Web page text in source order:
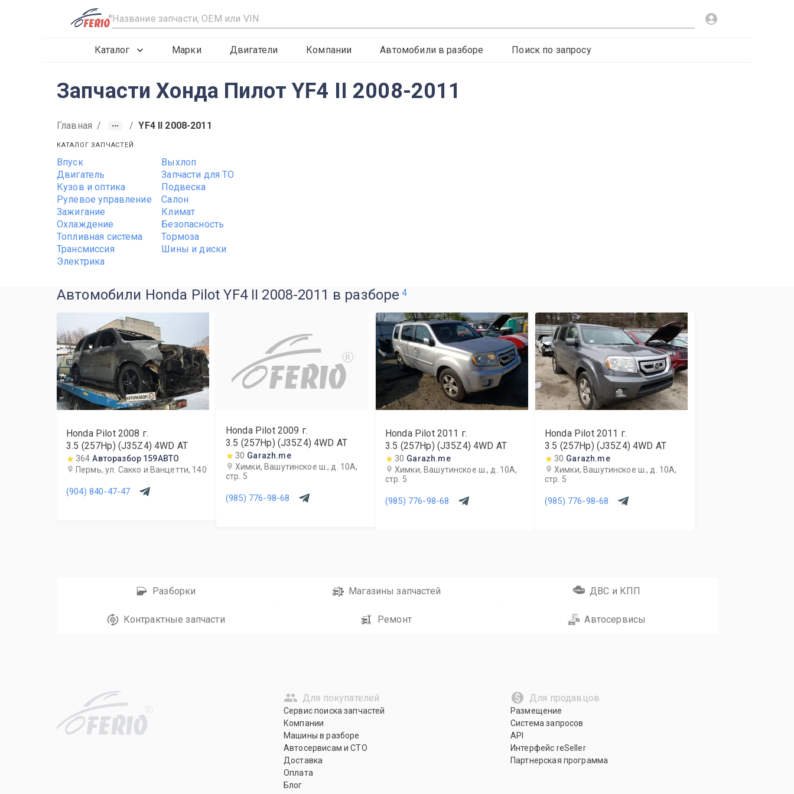
R
Каталог Марки Двигатели Компании Автомобили в разборе Поиск по запросу
Запчасти Хонда Пилот YF4 II 2008-2011
Главная / / YF4 II 2008-2011
КАТАЛОГ ЗАПЧАСТЕЙ
Впуск
Выхлоп
Двигатель
Запчасти для ТО
Кузов и оптика
Подвеска
Рулевое управление
Салон
Зажигание
Климат
Охлаждение
Безопасность
Топливная система
Тормоза
Трансмиссия
Шины и диски
Электрика
Автомобили Honda Pilot YF4 II 2008-2011 в разборе 4
Honda Pilot 2008 г.
3.5 (257Hp) (J35Z4) 4WD AT
364 Авторазбор 159АВТО
Пермь, ул. Сакко и Ванцетти, 140
(904) 840-47-47
R
Honda Pilot 2009 г.
3.5 (257Hp) (J35Z4) 4WD AT
30 Garazh.me
Химки, Вашутинское ш., д. 10А,
стр. 5
(985) 776-98-68
Honda Pilot 2011 г.
3.5 (257Hp) (J35Z4) 4WD AT
30 Garazh.me
Химки, Вашутинское ш., д. 10А,
стр. 5
(985) 776-98-68
Honda Pilot 2011 г.
3.5 (257Hp) (J35Z4) 4WD AT
30 Garazh.me
Химки, Вашутинское ш., д. 10А,
стр. 5
(985) 776-98-68
Разборки Магазины запчастей ДВС и КПП
Контрактные запчасти Ремонт Автосервисы
R
Для покупателей
Сервис поиска запчастей
Компании
Машины в разборе
Автосервисам и СТО
Доставка
Оплата
Блог
Для продавцов
Размещение
Система запросов
API
Интерфейс reSeller
Партнерская программа